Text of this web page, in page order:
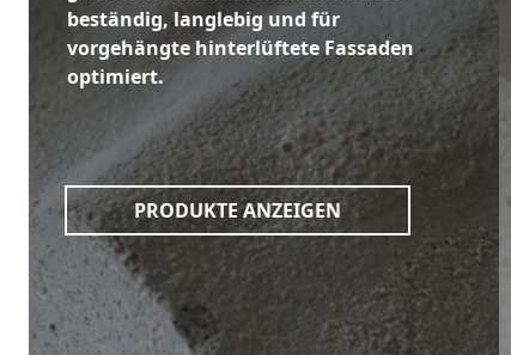
beständig, langlebig und für
vorgehängte hinterlüftete Fassaden
optimiert.
PRODUKTE ANZEIGEN